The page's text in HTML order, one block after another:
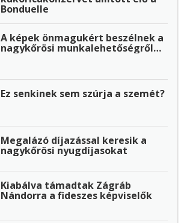
Bonduelle
A képek önmagukért beszélnek a
nagykőrösi munkalehetőségről…
Ez senkinek sem szúrja a szemét?
Megalázó díjazással keresik a
nagykőrösi nyugdíjasokat
Kiabálva támadtak Zágráb
Nándorra a fideszes képviselők